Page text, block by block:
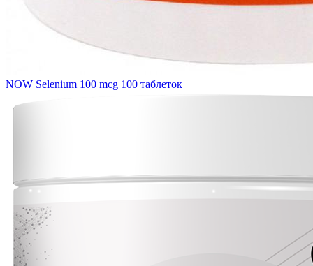
NOW Selenium 100 mcg 100 таблеток